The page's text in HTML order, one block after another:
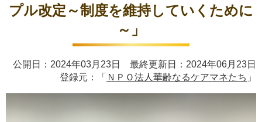
プル改定～制度を維持していくために
～」
公開日：2024年03月23日 最終更新日：2024年06月23日
登録元：「 ＮＰＯ法人華齢なるケアマネたち 」